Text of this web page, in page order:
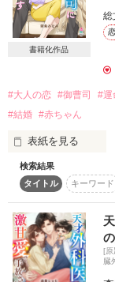
これは子どもがで
そのはずだった
「いつか紬が、も
「紬似の女の子っ
どうして私との未
なんでこんなにも
陽気な金髪の陛下
冷酷な黒髪の陛下
ーーーーーーーー
陛下の『人格の殺
書籍化作品
総
#大人の恋 #御曹司 #運
#結婚 #赤ちゃん
表紙を見る
夢のような一夜か
るお金だけがそこ
それから4年。一
である真翔と出会
しかし、真翔は咲
れる咲綾だった
検索結果
タイトル
キーワード
[原
臓